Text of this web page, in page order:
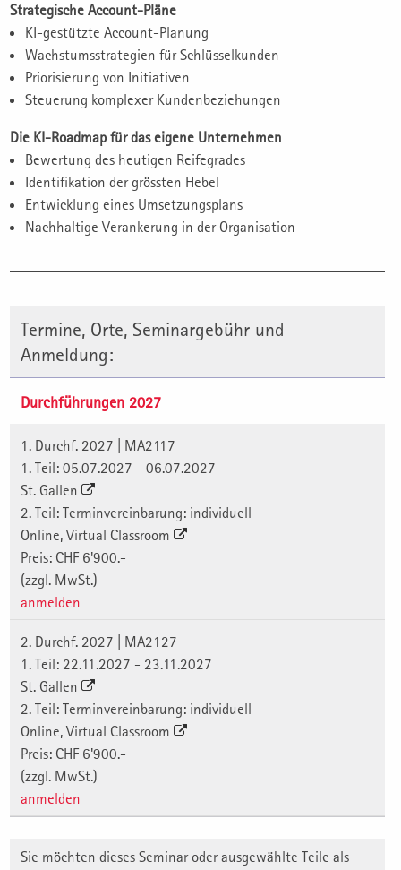
Strategische Account-Pläne
KI-gestützte Account-Planung
Wachstumsstrategien für Schlüsselkunden
Priorisierung von Initiativen
Steuerung komplexer Kundenbeziehungen
Die KI-Roadmap für das eigene Unternehmen
Bewertung des heutigen Reifegrades
Identifikation der grössten Hebel
Entwicklung eines Umsetzungsplans
Nachhaltige Verankerung in der Organisation
Termine, Orte, Seminargebühr und
Anmeldung:
Durchführungen 2027
1. Durchf. 2027 | MA2117
1. Teil: 05.07.2027 - 06.07.2027
St. Gallen
2. Teil: Terminvereinbarung: individuell
Online, Virtual Classroom
Preis: CHF 6'900.-
(zzgl. MwSt.)
anmelden
2. Durchf. 2027 | MA2127
1. Teil: 22.11.2027 - 23.11.2027
St. Gallen
2. Teil: Terminvereinbarung: individuell
Online, Virtual Classroom
Preis: CHF 6'900.-
(zzgl. MwSt.)
anmelden
Sie möchten dieses Seminar oder ausgewählte Teile als